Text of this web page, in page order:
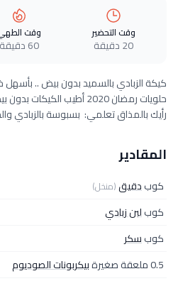
وقت التحضير
20 دقيقة
وقت
60 دقيقة
كيكة الزبادي بالسميد بدون بيض ..
حلويات رمضان 2020 أطيب
رأيك بالمذاق تعلمي: بسبوسة بالزبادي
المقادير
كوبدقيق(منخل)
كوبلبن زبادي
كوبسكر
0.5 ملعقة صغيرة
بيكربونات الصوديوم